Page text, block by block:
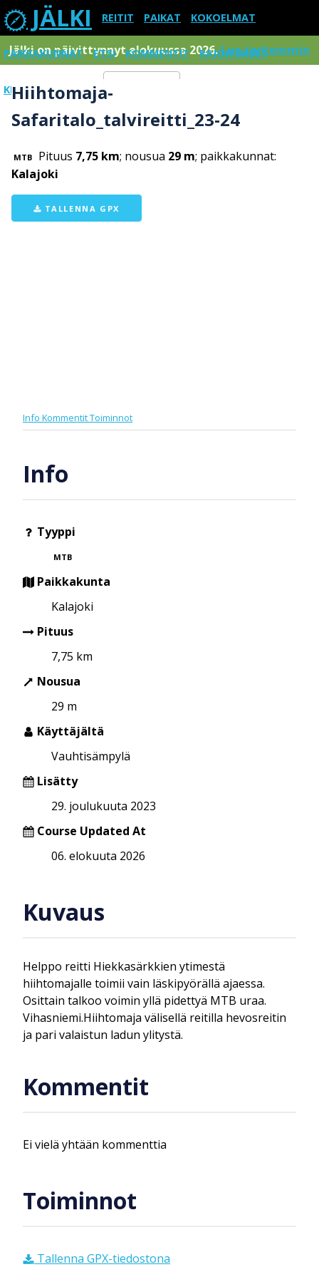
JÄLKI REITIT PAIKAT KOKOELMAT
PAIKKAKUNNAT ETSI KOMMENTIT RAJOITUKSET
KIRJAUDU SISÄÄN
Jälki on päivittynnyt elokuussa 2026.Lue tarkemmin
Hiihtomaja-
Safaritalo_talvireitti_23-24
MTB Pituus 7,75 km; nousua 29 m; paikkakunnat:
Kalajoki
TALLENNA GPX
Info KommentitToiminnot
Info
Tyyppi
MTB
Paikkakunta
Kalajoki
Pituus
7,75 km
Nousua
29 m
Käyttäjältä
Vauhtisämpylä
Lisätty
29. joulukuuta 2023
Course Updated At
06. elokuuta 2026
Kuvaus
Helppo reitti Hiekkasärkkien ytimestä
hiihtomajalle toimii vain läskipyörällä ajaessa.
Osittain talkoo voimin yllä pidettyä MTB uraa.
Vihasniemi.Hiihtomaja välisellä reitilla hevosreitin
ja pari valaistun ladun ylitystä.
Kommentit
Ei vielä yhtään kommenttia
Toiminnot
Tallenna GPX-tiedostona